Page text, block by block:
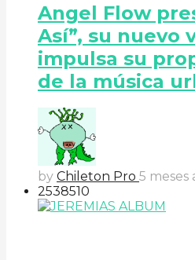
Angel Flow
Así”, su nuevo
impulsa su
de la música
by Chileton Pro 5 meses
2538510